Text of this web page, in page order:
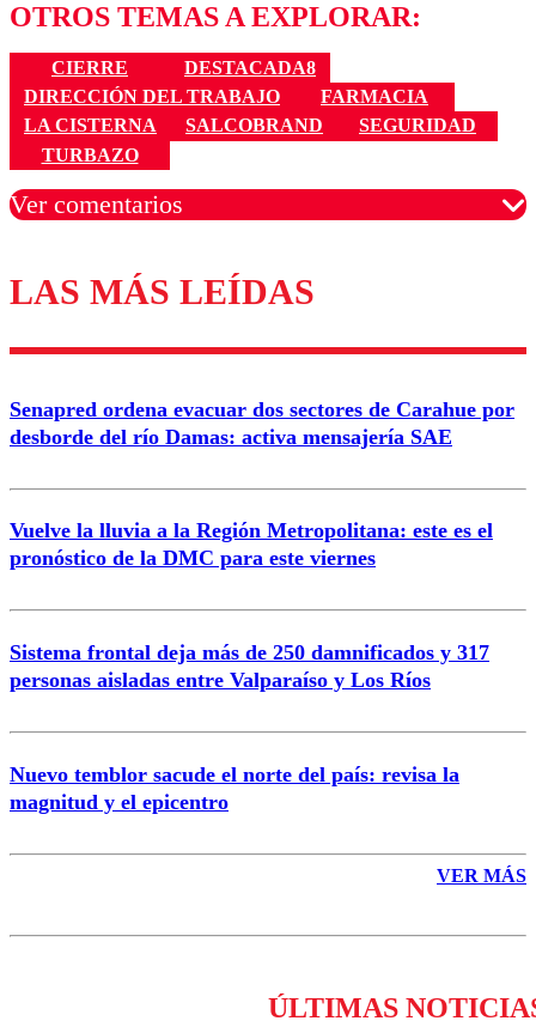
OTROS TEMAS A EXPLORAR:
CIERRE
DESTACADA8
DIRECCIÓN DEL TRABAJO
FARMACIA
LA CISTERNA
SALCOBRAND
SEGURIDAD
TURBAZO
Ver comentarios
Los comentarios son moderados para garantizar un
diálogo respetuoso.
Correo
Enviar comentario
LAS MÁS LEÍDAS
Senapred ordena evacuar dos sectores de Carahue por
desborde del río Damas: activa mensajería SAE
Vuelve la lluvia a la Región Metropolitana: este es el
pronóstico de la DMC para este viernes
Sistema frontal deja más de 250 damnificados y 317
personas aisladas entre Valparaíso y Los Ríos
Nuevo temblor sacude el norte del país: revisa la
magnitud y el epicentro
VER MÁS
ÚLTIMAS